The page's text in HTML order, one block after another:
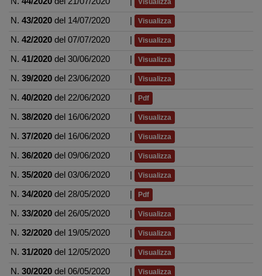
Visualizza
N. 43/2020 del 14/07/2020 Visualizza
N. 42/2020 del 07/07/2020 Visualizza
N. 41/2020 del 30/06/2020 Visualizza
N. 39/2020 del 23/06/2020 Visualizza
N. 40/2020 del 22/06/2020 Pdf
N. 38/2020 del 16/06/2020 Visualizza
N. 37/2020 del 16/06/2020 Visualizza
N. 36/2020 del 09/06/2020 Visualizza
N. 35/2020 del 03/06/2020 Visualizza
N. 34/2020 del 28/05/2020 Pdf
N. 33/2020 del 26/05/2020 Visualizza
N. 32/2020 del 19/05/2020 Visualizza
N. 31/2020 del 12/05/2020 Visualizza
N. 30/2020 del 06/05/2020 Visualizza